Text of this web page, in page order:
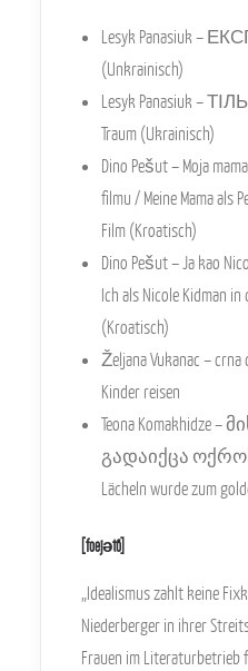
Lesyk Panasiuk –
(Unkrainisch)
Lesyk Panasiuk –
Traum (Ukrainisch)
Dino Pešut – Moja
filmu / Meine Mama als
Film (Kroatisch)
Dino Pešut – Ja kao
Ich als Nicole Kidman in
(Kroatisch)
Željana Vukanac –
Kinder reisen
Teona Komakhidze
გადაიქცა
Lächeln wurde zum
[foejәtõ]
„Idealismus zahlt keine
Niederberger in ihrer
Frauen im Literaturbetrieb